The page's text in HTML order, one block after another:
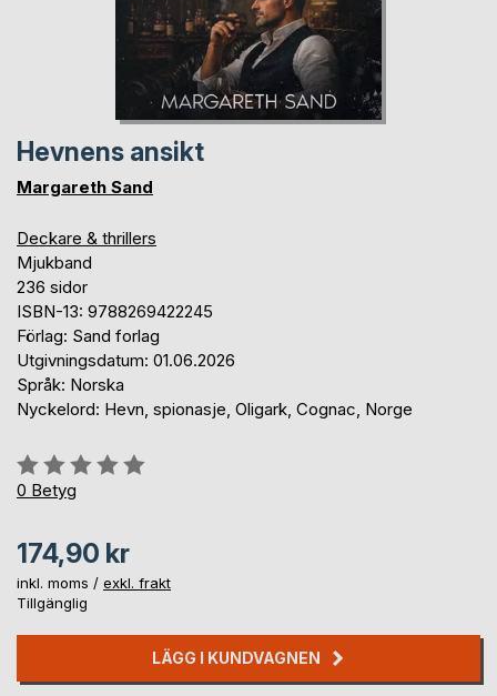
Hevnens ansikt
Margareth Sand
Deckare & thrillers
Mjukband
236 sidor
ISBN-13: 9788269422245
Förlag: Sand forlag
Utgivningsdatum: 01.06.2026
Språk: Norska
Nyckelord: Hevn, spionasje, Oligark, Cognac, Norge
Betyg::
0%
0 Betyg
174,90 kr
inkl. moms / exkl. frakt
Tillgänglig
LÄGG I KUNDVAGNEN